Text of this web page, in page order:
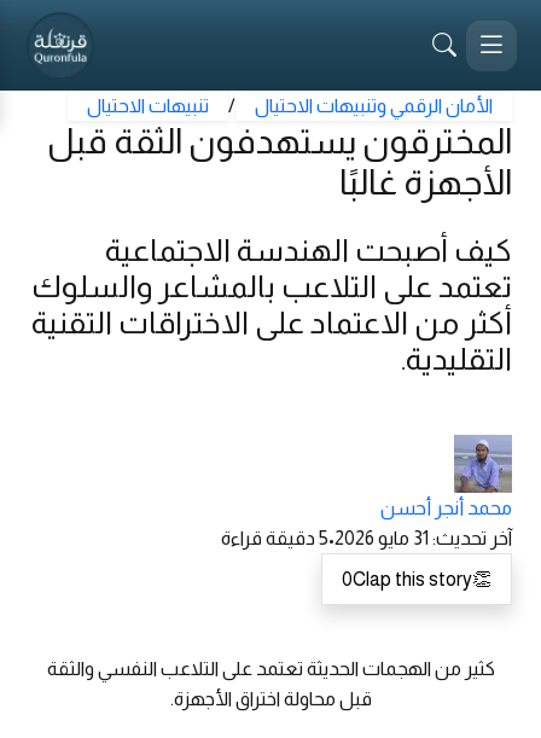
الأمان الرقمي وتنبيهات الاحتيال / تنبيهات الاحتيال
المخترقون يستهدفون الثقة قبل
الأجهزة غالبًا
كيف أصبحت الهندسة الاجتماعية
تعتمد على التلاعب بالمشاعر والسلوك
أكثر من الاعتماد على الاختراقات التقنية
التقليدية.
محمد أنجر أحسن
آخر تحديث: 31 مايو 2026 •
5 دقيقة قراءة
👏
0Clap this story
كثير من الهجمات الحديثة تعتمد على التلاعب النفسي والثقة
قبل محاولة اختراق الأجهزة.